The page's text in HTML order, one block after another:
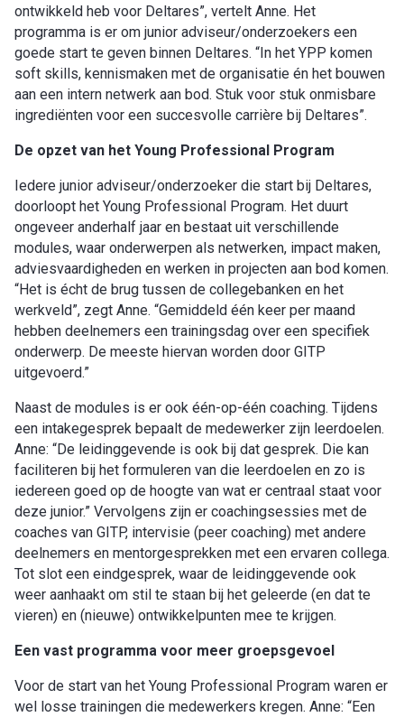
ontwikkeld heb voor Deltares”, vertelt Anne. Het
programma is er om junior adviseur/onderzoekers een
goede start te geven binnen Deltares. “In het YPP komen
soft skills, kennismaken met de organisatie én het bouwen
aan een intern netwerk aan bod. Stuk voor stuk onmisbare
ingrediënten voor een succesvolle carrière bij Deltares”.
De opzet van het Young Professional Program
Iedere junior adviseur/onderzoeker die start bij Deltares,
doorloopt het Young Professional Program. Het duurt
ongeveer anderhalf jaar en bestaat uit verschillende
modules, waar onderwerpen als netwerken, impact maken,
adviesvaardigheden en werken in projecten aan bod komen.
“Het is écht de brug tussen de collegebanken en het
werkveld”, zegt Anne. “Gemiddeld één keer per maand
hebben deelnemers een trainingsdag over een specifiek
onderwerp. De meeste hiervan worden door GITP
uitgevoerd.”
Naast de modules is er ook één-op-één coaching. Tijdens
een intakegesprek bepaalt de medewerker zijn leerdoelen.
Anne: “De leidinggevende is ook bij dat gesprek. Die kan
faciliteren bij het formuleren van die leerdoelen en zo is
iedereen goed op de hoogte van wat er centraal staat voor
deze junior.” Vervolgens zijn er coachingsessies met de
coaches van GITP, intervisie (peer coaching) met andere
deelnemers en mentorgesprekken met een ervaren collega.
Tot slot een eindgesprek, waar de leidinggevende ook
weer aanhaakt om stil te staan bij het geleerde (en dat te
vieren) en (nieuwe) ontwikkelpunten mee te krijgen.
Een vast programma voor meer groepsgevoel
Voor de start van het Young Professional Program waren er
wel losse trainingen die medewerkers kregen. Anne: “Een